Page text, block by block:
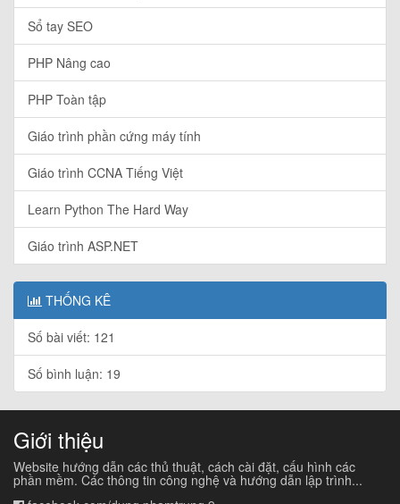
Sổ tay SEO
PHP Nâng cao
PHP Toàn tập
Giáo trình phần cứng máy tính
Giáo trình CCNA Tiếng Việt
Learn Python The Hard Way
Giáo trình ASP.NET
THỐNG KÊ
Số bài viết: 121
Số bình luận: 19
Giới thiệu
Website hướng dẫn các thủ thuật, cách cài đặt, cấu hình các
phần mềm. Các thông tin công nghệ và hướng dẫn lập trình...